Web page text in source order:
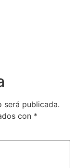
será publicada.
con *